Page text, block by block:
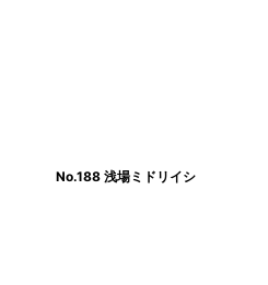
No.188 浅場ミドリイシ